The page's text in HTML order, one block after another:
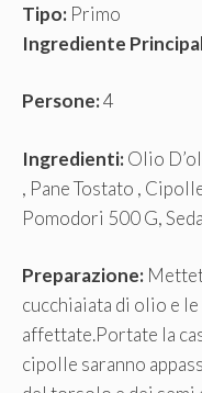
Tipo: Primo
Ingrediente
Persone:4
Ingredienti:Olio
, Pane Tostato ,
Pomodori 500 G,
Preparazione:
cucchiaiata di olio e
affettate.Portate la
cipolle saranno